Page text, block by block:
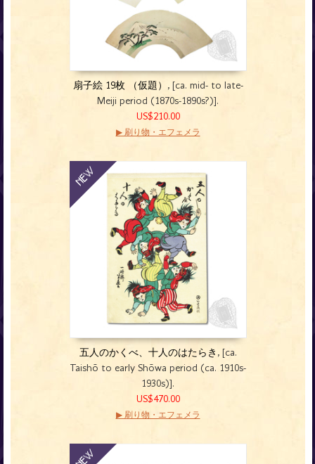
扇子絵 19枚 （仮題） , [ca. mid- to late-
Meiji period (1870s-1890s?)].
US$210.00
▶ 刷り物・エフェメラ
五人のかくべ、十人のはたらき , [ca.
Taishō to early Shōwa period (ca. 1910s-
1930s)].
US$470.00
▶ 刷り物・エフェメラ